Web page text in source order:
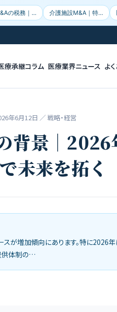
の税務｜… 介護施設M&A｜特…
療承継コラム 医療業界ニュース よ
年6月12日 ／ 戦略・経営
背景｜
未来を拓く
スが増加傾向にあります。特に2026
供体制の…